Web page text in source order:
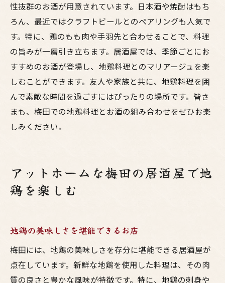
性抜群のお酒が用意されています。日本酒や焼酎はもち
ろん、最近ではクラフトビールとのペアリングも人気で
す。特に、鶏のもも肉や手羽先と合わせることで、料理
の旨みが一層引き立ちます。居酒屋では、季節ごとにお
すすめのお酒が登場し、地鶏料理とのマリアージュを楽
しむことができます。友人や家族と共に、地鶏料理を囲
んで素敵な時間を過ごすにはぴったりの場所です。皆さ
まも、梅田での地鶏料理とお酒の組み合わせをぜひお楽
しみください。
アットホームな梅田の居酒屋で地
鶏を楽しむ
地鶏の美味しさを堪能できるお店
梅田には、地鶏の美味しさを存分に堪能できる居酒屋が
点在しています。新鮮な地鶏を使用した料理は、その肉
質の良さと豊かな風味が特徴です。特に、地鶏の刺身や